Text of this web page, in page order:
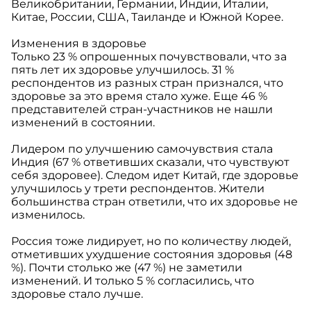
Великобритании, Германии, Индии, Италии,
Китае, России, США, Таиланде и Южной Корее.
Изменения в здоровье
Только 23 % опрошенных почувствовали, что за
пять лет их здоровье улучшилось. 31 %
респондентов из разных стран признался, что
здоровье за это время стало хуже. Еще 46 %
представителей стран-участников не нашли
изменений в состоянии.
Лидером по улучшению самочувствия стала
Индия (67 % ответивших сказали, что чувствуют
себя здоровее). Следом идет Китай, где здоровье
улучшилось у трети респондентов. Жители
большинства стран ответили, что их здоровье не
изменилось.
Россия тоже лидирует, но по количеству людей,
отметивших ухудшение состояния здоровья (48
%). Почти столько же (47 %) не заметили
изменений. И только 5 % согласились, что
здоровье стало лучше.